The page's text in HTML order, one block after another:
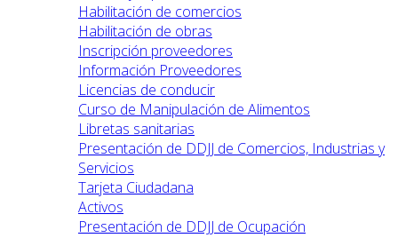
Habilitación de comercios
Habilitación de obras
Inscripción proveedores
Información Proveedores
Licencias de conducir
Curso de Manipulación de Alimentos
Libretas sanitarias
Presentación de DDJJ de Comercios, Industrias y
Servicios
Tarjeta Ciudadana
Activos
Presentación de DDJJ de Ocupación